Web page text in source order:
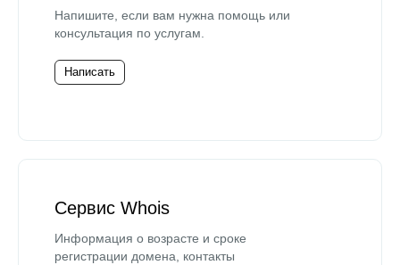
Напишите, если вам нужна помощь или
консультация по услугам.
Написать
Сервис Whois
Информация о возрасте и сроке
регистрации домена, контакты